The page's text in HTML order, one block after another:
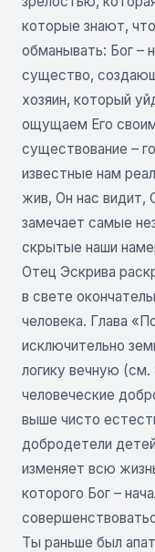
которые знают,
обманывать: Бог –
существо,
хозяин, который
ощущаем Его
существование –
известные нам
жив, Он нас видит,
замечает самые
скрытые наши
Отец Эскрива
в свете
человека. Глава
исключительно
логику вечную
человеческие
выше чисто
добродетели
изменяет всю
которого Бог –
Ты раньше был